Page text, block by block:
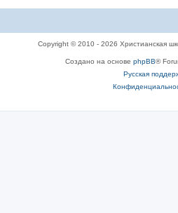
Copyright © 2010 - 2026 Христианская
Создано на основе phpBB®
Русская